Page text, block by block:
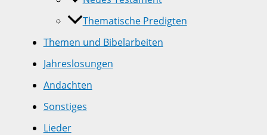
Thematische Predigten
Themen und Bibelarbeiten
Jahreslosungen
Andachten
Sonstiges
Lieder